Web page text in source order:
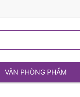
VĂN PHÒNG PHẨM